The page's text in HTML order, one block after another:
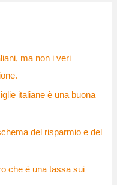
ma non i veri
italiane è una buona
del risparmio e del
che è una tassa sui